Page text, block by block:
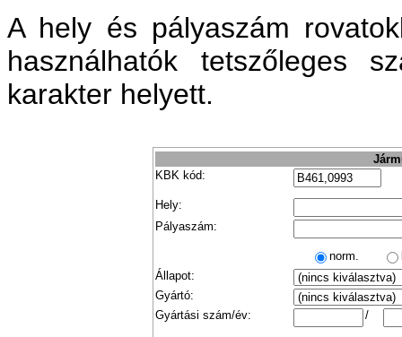
A hely és pályaszám
használhatók tetszőleges
karakter helyett.
KBK kód:
Hely:
Pályaszám:
norm.
Állapot:
Gyártó:
Gyártási szám/év:
/